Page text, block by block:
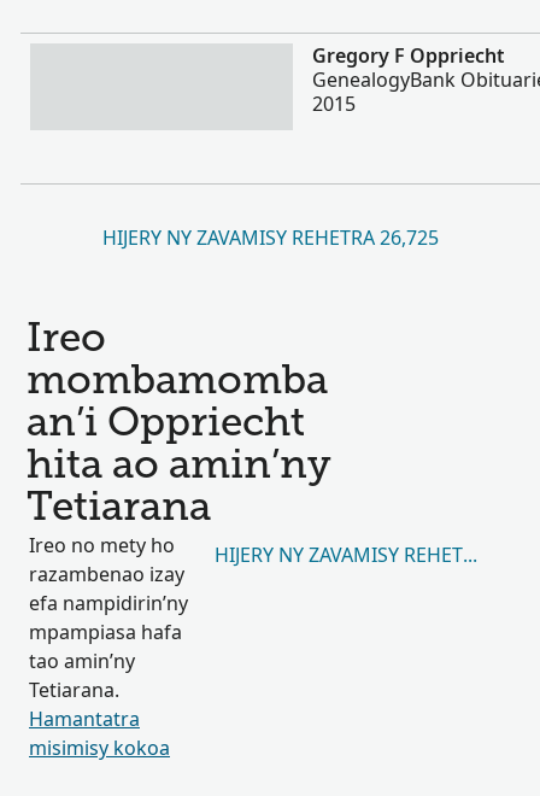
Misimisy kokoa
Gregory F Oppriecht
GenealogyBank
2015
HIJERY NY ZAVAMISY REHETRA 26,725
Ireo
mombamomba
an’i Oppriecht
hita ao amin’ny
Tetiarana
Ireo no mety ho
razambenao izay
efa nampidirin’ny
mpampiasa hafa
tao amin’ny
Tetiarana.
Hamantatra
misimisy kokoa
HIJERY NY ZAVAMISY REHETRA 4,403